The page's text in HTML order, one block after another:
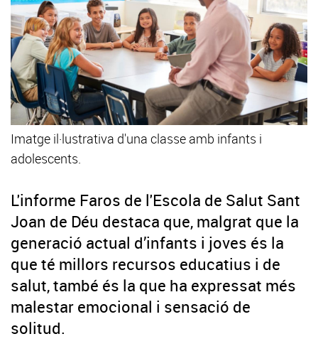
Imatge il·lustrativa d'una classe amb infants i
adolescents.
L'informe Faros de l'Escola de Salut Sant
Joan de Déu destaca que, malgrat que la
generació actual d’infants i joves és la
que té millors recursos educatius i de
salut, també és la que ha expressat més
malestar emocional i sensació de
solitud.